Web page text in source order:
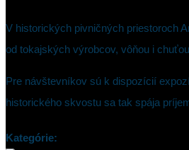
V historických pivničných priestoroch
od tokajských výrobcov, vôňou i
Pre návštevníkov sú k dispozícií
historického skvostu sa tak spája
Kategórie: